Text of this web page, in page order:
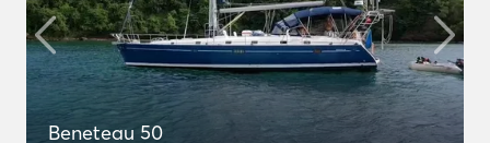
Beneteau 50